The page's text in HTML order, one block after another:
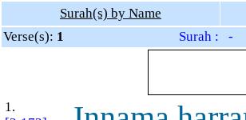
Surah(s) by Name
Verse(s): 1
Surah : -
1.